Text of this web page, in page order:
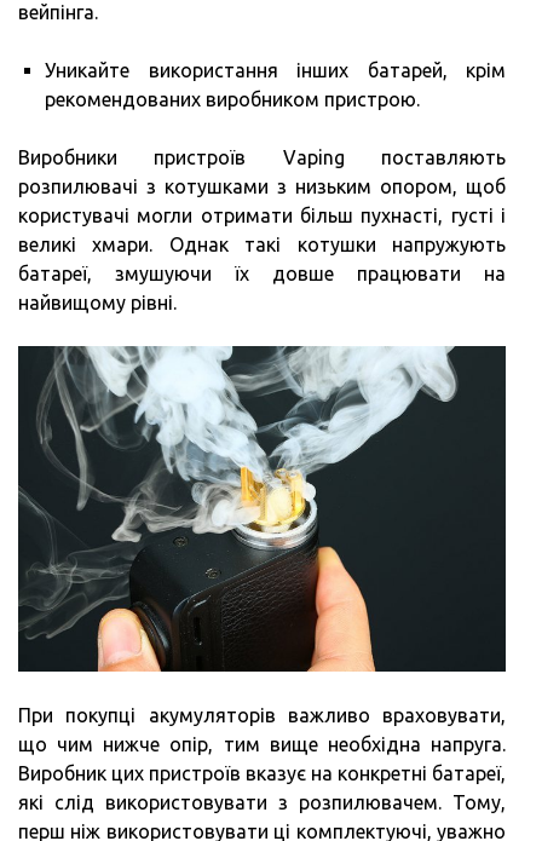
вейпінга.
Уникайте використання інших батарей, крім
рекомендованих виробником пристрою.
Виробники пристроїв Vaping поставляють
розпилювачі з котушками з низьким опором, щоб
користувачі могли отримати більш пухнасті, густі і
великі хмари. Однак такі котушки напружують
батареї, змушуючи їх довше працювати на
найвищому рівні.
При покупці акумуляторів важливо враховувати,
що чим нижче опір, тим вище необхідна напруга.
Виробник цих пристроїв вказує на конкретні батареї,
які слід використовувати з розпилювачем. Тому,
перш ніж використовувати ці комплектуючі, уважно